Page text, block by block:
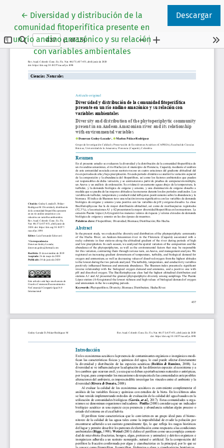
← Volver a los detalles del artículo
Diversidad y distribución de la
comunidad fitoperifítica presente en
un río andino amazónico y su relación
con variables ambientales
Descargar